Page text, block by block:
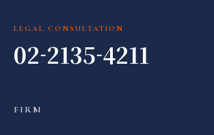
LEGAL CONSULTATION
02-2135-4211
FIRM